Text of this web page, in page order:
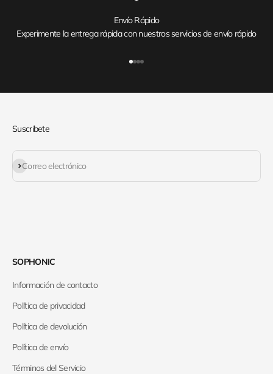
Envío Rápido
Experimente la entrega rápida con nuestros servicios de envío rápido
Suscribete
Correo electrónico
Suscribirse
SOPHONIC
Información de contacto
Política de privacidad
Política de devolución
Política de envío
Términos del Servicio